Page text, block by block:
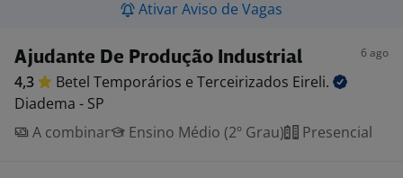
Ativar Aviso de Vagas
Ajudante De Produção Industrial 6 ago
4,3 Betel Temporários e Terceirizados Eireli.
Diadema - SP
A combinar
Ensino Médio (2º Grau) Presencial